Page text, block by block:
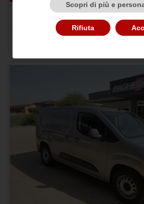
BMW Serie 5(G30/31/F90)
520d 48V Touring Msport
Prezzo 24.900,00 €
Scopri di più e
Rifiuta